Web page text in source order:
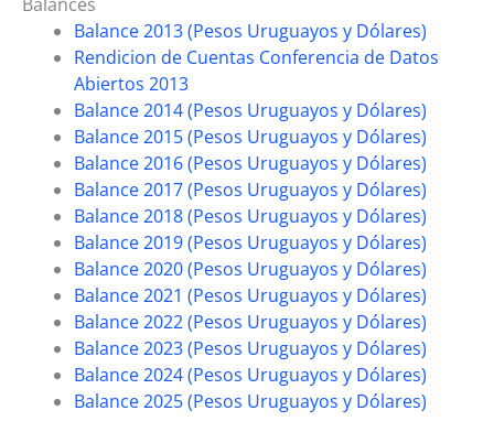
Balance 2013 (Pesos Uruguayos y Dólares)
Rendicion de Cuentas Conferencia de Datos
Abiertos 2013
Balance 2014 (Pesos Uruguayos y Dólares)
Balance 2015 (Pesos Uruguayos y Dólares)
Balance 2016 (Pesos Uruguayos y Dólares)
Balance 2017 (Pesos Uruguayos y Dólares)
Balance 2018 (Pesos Uruguayos y Dólares)
Balance 2019 (Pesos Uruguayos y Dólares)
Balance 2020 (Pesos Uruguayos y Dólares)
Balance 2021 (Pesos Uruguayos y Dólares)
Balance 2022 (Pesos Uruguayos y Dólares)
Balance 2023 (Pesos Uruguayos y Dólares)
Balance 2024 (Pesos Uruguayos y Dólares)
Balance 2025 (Pesos Uruguayos y Dólares)